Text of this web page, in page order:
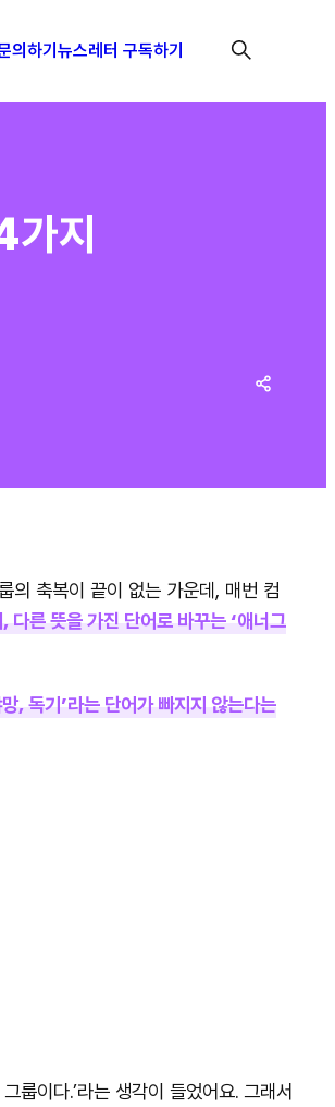
의하기뉴스레터 구독하기
가지
의 축복이 끝이 없는 가운데, 매번 컴
른 뜻을 가진 단어로 바꾸는 ‘애너그
, 독기’라는 단어가 빠지지 않는다는
룹이다.’라는 생각이 들었어요. 그래서